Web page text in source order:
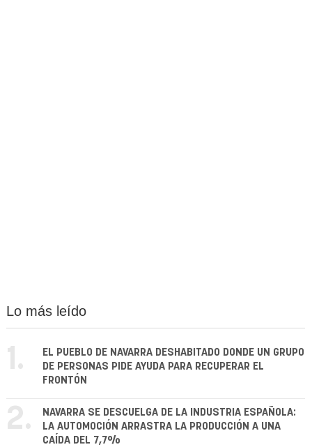
Lo más leído
1.
EL PUEBLO DE NAVARRA DESHABITADO DONDE UN GRUPO
DE PERSONAS PIDE AYUDA PARA RECUPERAR EL
FRONTÓN
2.
NAVARRA SE DESCUELGA DE LA INDUSTRIA ESPAÑOLA:
LA AUTOMOCIÓN ARRASTRA LA PRODUCCIÓN A UNA
CAÍDA DEL 7,7%